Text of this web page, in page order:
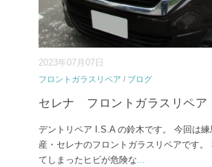
2023年07月07日
フロントガラスリペア / ブログ
セレナ フロントガラスリペア
デントリペア I.S.A の鈴木です。 今回は練
産・セレナのフロントガラスリペアです。
てしまったヒビが危険な...